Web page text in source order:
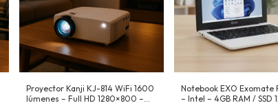
Proyector Kanji KJ-814 WiFi 1600
lúmenes – Full HD 1280×800 –
Notebook EXO Exomate
– Intel – 4GB RAM / SSD